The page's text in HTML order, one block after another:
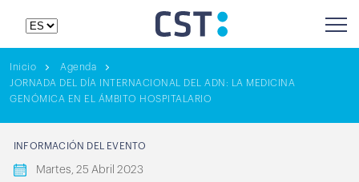
Inicio
Agenda
JORNADA DEL DÍA INTERNACIONAL DEL ADN: LA MEDICINA
GENÓMICA EN EL ÁMBITO HOSPITALARIO
INFORMACIÓN DEL EVENTO
Martes, 25 Abril 2023